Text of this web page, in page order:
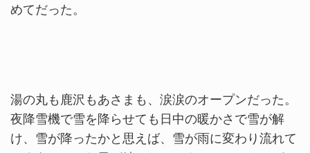
めてだった。
湯の丸も鹿沢もあさまも、涙涙のオープンだった。
夜降雪機で雪を降らせても日中の暖かさで雪が解
け、雪が降ったかと思えば、雪が雨に変わり流れて